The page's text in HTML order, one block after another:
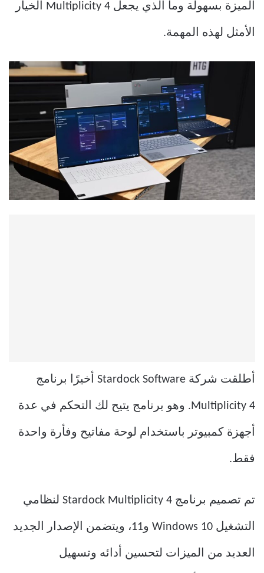
الميزة بسهولة وما الذي يجعل Multiplicity 4 الخيار
الأمثل لهذه المهمة.
أطلقت شركة Stardock Software أخيرًا برنامج
Multiplicity 4. وهو برنامج يتيح لك التحكم في عدة
أجهزة كمبيوتر باستخدام لوحة مفاتيح وفأرة واحدة
فقط.
تم تصميم برنامج Stardock Multiplicity 4 لنظامي
التشغيل Windows 10 و11، ويتضمن الإصدار الجديد
العديد من الميزات لتحسين أدائه وتسهيل